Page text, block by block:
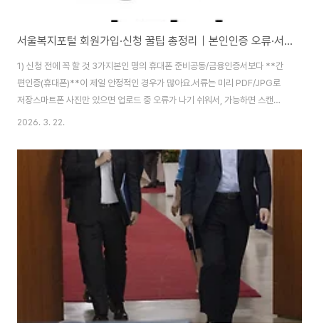
서울복지포털 회원가입·신청 꿀팁 총정리｜본인인증 오류·서류 업로드·접수확인까지
1) 신청 전에 꼭 할 것 3가지본인 명의 휴대폰 준비공동/금융인증서보다 **간
편인증(휴대폰)**이 제일 안정적인 경우가 많아요.서류는 미리 PDF/JPG로
저장스마트폰 사진만 있으면 업로드 중 오류가 나기 쉬워서, 가능하면 스캔앱
(자동 보정) → PDF로 준비.주소/가구정보 기준일 확인대부분 사업이 “신청일
포털 회원가입 “막히는 구간” 해결✅ 회원가입이 안 될 때 제일 흔한 원인본인
인증 팝업 차단브라우저 호환 문제(특히 모바일 내장 브라우저)인증 수단 선택
실수✅ 해결 꿀팁(추천 순서)PC: 크롬(Chrome)로 접속 → 팝업 허용모바일:
카카오톡/네이버 앱 안의 “내장 브라우저” 말고→ 크롬/삼성인터넷/사파리로
2026. 3. 22.